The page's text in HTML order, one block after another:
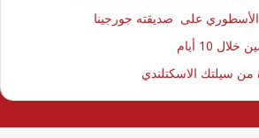
على صديقته جورجينا
10 أيام
سيلتك الاسكتلندي